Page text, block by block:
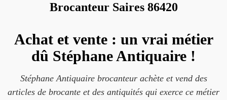
Brocanteur Saires 86420
Achat et vente : un vrai métier
dû Stéphane Antiquaire !
Stéphane Antiquaire brocanteur achète et vend des
articles de brocante et des antiquités qui exerce ce métier